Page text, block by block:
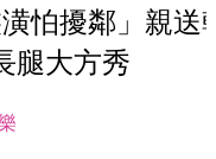
怕擾鄰」親送
大方秀